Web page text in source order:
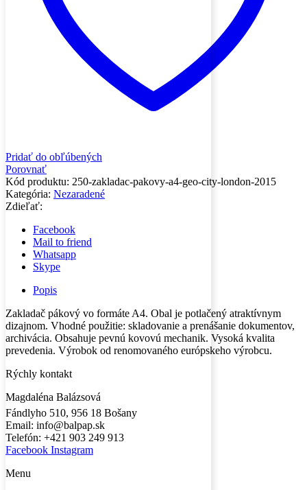
Pridať do obľúbených
Porovnať
Kód produktu: 250-zakladac-pakovy-a4-geo-city-london-2015
Kategória: Nezaradené
Zdieľať:
Facebook
Mail to friend
Whatsapp
Skype
Popis
Zakladač pákový vo formáte A4. Obal je potlačený atraktívnym
dizajnom. Vhodné použitie: skladovanie a prenášanie dokumentov,
archivácia. Obsahuje pevnú kovovú mechanik. Vysoká kvalita
prevedenia. Výrobok od renomovaného európskeho výrobcu.
Rýchly kontakt
Magdaléna Balázsová
Fándlyho 510, 956 18 Bošany
Email: info@balpap.sk
Telefón: +421 903 249 913
Facebook Instagram
Menu